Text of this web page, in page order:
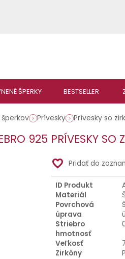
Prívesky Prívesky so
925 PRÍVESKY SO
favorite_border Pridať do
ID Produkt
Materiál
Povrchová
úprava
Striebro
hmotnosť
Veľkosť
Zirkóny